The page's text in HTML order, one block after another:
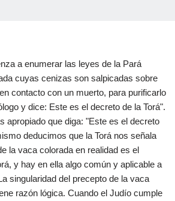
a enumerar las leyes de la Pará
cuyas cenizas son salpicadas sobre
contacto con un muerto, para purificarlo
y dice: Este es el decreto de la Torá".
apropiado que diga: "Este es el decreto
deducimos que la Torá nos señala
la vaca colorada en realidad es el
y hay en ella algo común y aplicable a
singularidad del precepto de la vaca
razón lógica. Cuando el Judío cumple